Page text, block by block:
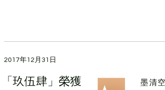
2017年12月31日
「玖伍肆」榮獲
墨清